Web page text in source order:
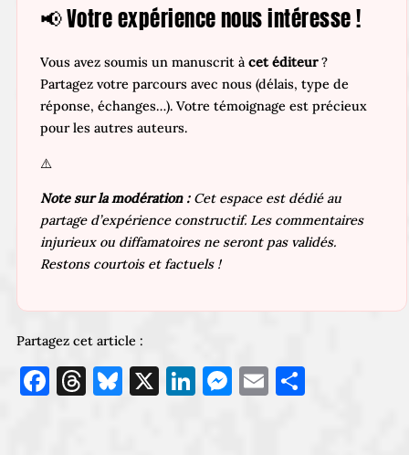
📢 Votre expérience nous intéresse !
Vous avez soumis un manuscrit à cet éditeur?
Partagez votre parcours avec nous (délais, type de
réponse, échanges…). Votre témoignage est précieux
pour les autres auteurs.
⚠️
Note sur la modération :Cet espace est dédié au
partage d’expérience constructif. Les commentaires
injurieux ou diffamatoires ne seront pas validés.
Restons courtois et factuels !
Partagez cet article :
Facebook
Threads
Bluesky
X LinkedIn
Messenger
Email